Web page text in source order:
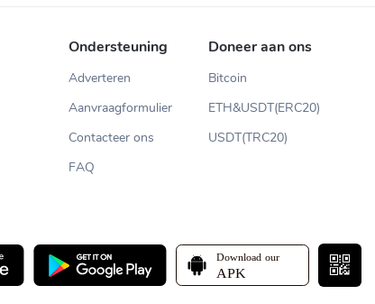
Ondersteuning
Adverteren
Aanvraagformulier
Contacteer ons
FAQ
Doneer aan ons
Bitcoin
ETH&USDT(ERC20)
USDT(TRC20)